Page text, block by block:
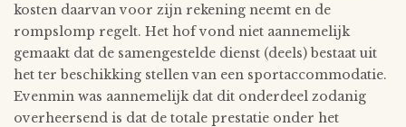
kosten daarvan voor zijn rekening neemt en de
rompslomp regelt. Het hof vond niet aannemelijk
gemaakt dat de samengestelde dienst (deels) bestaat uit
het ter beschikking stellen van een sportaccommodatie.
Evenmin was aannemelijk dat dit onderdeel zodanig
overheersend is dat de totale prestatie onder het